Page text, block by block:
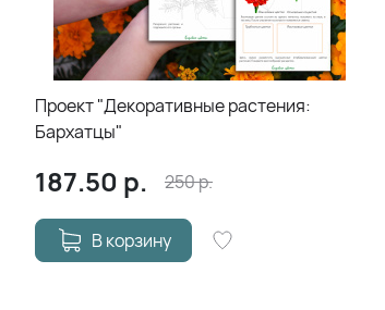
Проект "Декоративные растения:
Бархатцы"
187.50 р. 250р.
В корзину